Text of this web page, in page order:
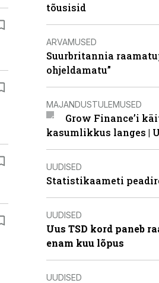
tõusisid
ARVAMUSED
Suurbritannia
ohjeldamatu”
MAJANDUSTULEMUSED
Grow Finance’i
kasumlikkus langes |
UUDISED
Statistikaameti
UUDISED
Uus TSD kord paneb
enam kuu lõpus
UUDISED